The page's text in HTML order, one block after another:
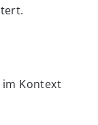
im Kontext